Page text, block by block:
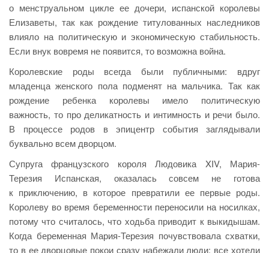
о менструальном цикле ее дочери, испанской королевы
Елизаветы, так как рождение титулованных наследников
влияло на политическую и экономическую стабильность.
Если внук вовремя не появится, то возможна война.
Королевские роды всегда были публичными: вдруг
младенца женского пола подменят на мальчика. Так как
рождение ребенка королевы имело политическую
важность, то про деликатность и интимность и речи было.
В процессе родов в эпицентр события заглядывали
буквально всем дворцом.
Супруга французского короля Людовика XIV, Мария-
Терезия Испанская, оказалась совсем не готова
к приключению, в которое превратили ее первые роды.
Королеву во время беременности переносили на носилках,
потому что считалось, что ходьба приводит к выкидышам.
Когда беременная Мария-Терезия почувствовала схватки,
то в ее дворцовые покои сразу набежали люди: все хотели